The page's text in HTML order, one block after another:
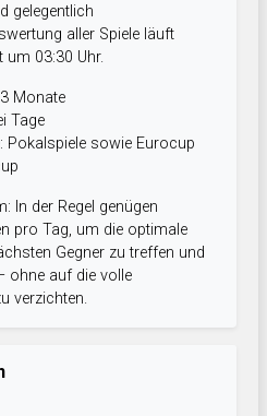
gelegentlich
aller Spiele läuft
03:30 Uhr.
Monate
Tage
Pokalspiele sowie Eurocup
In der Regel genügen
pro Tag, um die optimale
Gegner zu treffen und
ohne auf die volle
verzichten.